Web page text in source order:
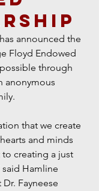
announced the
Floyd Endowed
through
anonymous
that we create
and minds
creating a just
Hamline
Fayneese